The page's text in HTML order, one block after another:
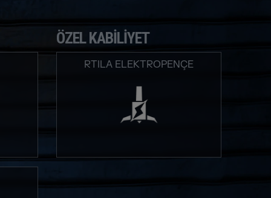
ÖZEL KABILIYET
RTILA ELEKTROPENÇE